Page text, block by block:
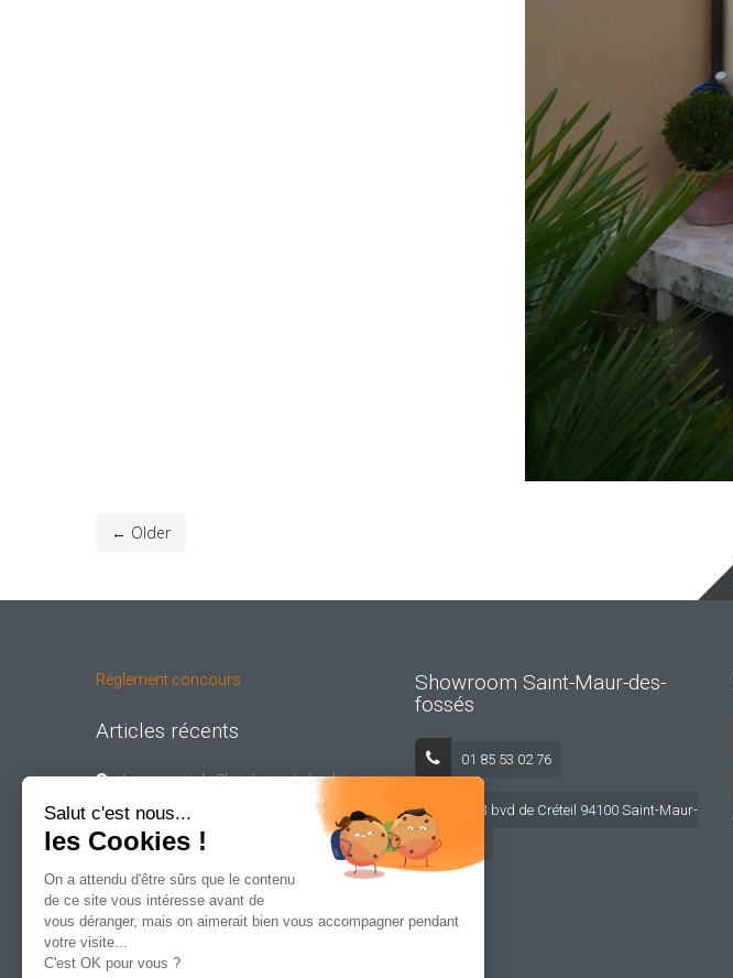
← Older
Réglement concours
Articles récents
Lancement du Showhouse Lelandais
Chantier du mois : Réfection d’une fenêtre
Chantier du mois : remplacement de
fenêtres dans le vieux Lille.
Showroom Saint-Maur-des-
fossés
01 85 53 02 76
163 bvd de Créteil 94100 Saint-Maur-
des-fossés
Salut c'est nous...
les Cookies !
On a attendu d'être sûrs que le contenu
de ce site vous intéresse avant de
vous déranger, mais on aimerait bien vous accompagner pendant
votre visite...
C'est OK pour vous ?